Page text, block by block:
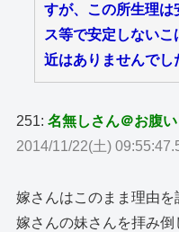
すが、この所生理は
ス等で安定しない
近はありませんでし
251:名無しさん＠お腹い
2014/11/22(土)
嫁さんはこのまま理由
嫁さんの妹さんを拝み